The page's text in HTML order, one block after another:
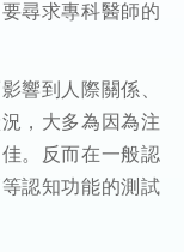
尋求專科醫師的
響到人際關係、
，大多為因為注
。反而在一般認
認知功能的測試